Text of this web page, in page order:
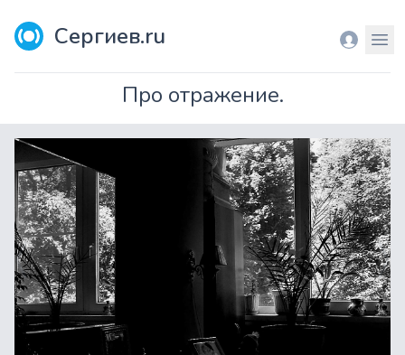
Сергиев.ru Вход
Про отражение.